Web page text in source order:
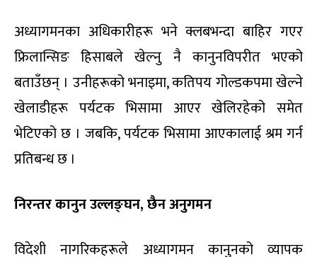
अध्यागमनका अधिकारीहरू भने क्लबभन्दा बाहिर गएर
फ्रिलान्सिङ हिसाबले खेल्नु नै कानुनविपरीत भएको
बताउँछन् । उनीहरूको भनाइमा, कतिपय गोल्डकपमा खेल्ने
खेलाडीहरू पर्यटक भिसामा आएर खेलिरहेको समेत
भेटिएको छ । जबकि, पर्यटक भिसामा आएकालाई श्रम गर्न
प्रतिबन्ध छ ।
निरन्तर कानुन उल्लङ्घन, छैन अनुगमन
विदेशी नागरिकहरूले अध्यागमन कानुनको व्यापक